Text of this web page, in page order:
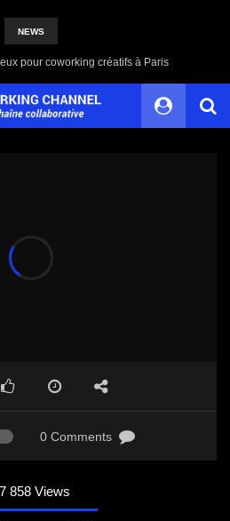
NEWS
0 Comments
858 Views